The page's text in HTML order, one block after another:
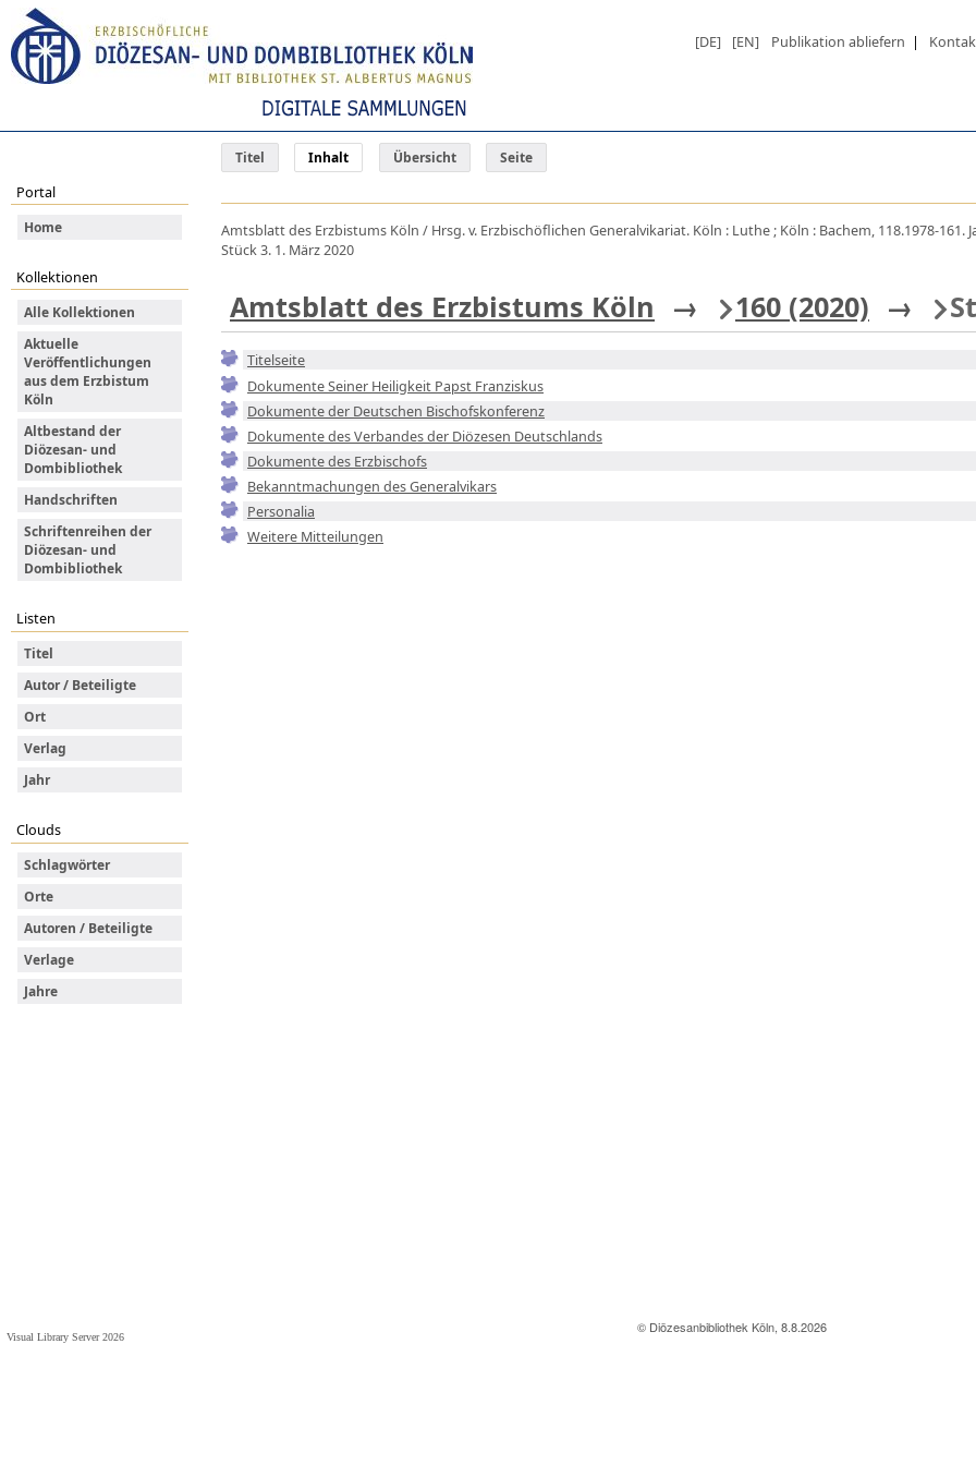
© Diözesanbibliothek Köln, 8.8.2026
Visual Library Server 2026
[DE] [EN] Publikation abliefern |
Titel Inhalt Übersicht Seite
Portal
Home
Kollektionen
Alle Kollektionen
Aktuelle
Veröffentlichungen
aus dem Erzbistum
Köln
Altbestand der
Diözesan- und
Dombibliothek
Handschriften
Schriftenreihen der
Diözesan- und
Dombibliothek
Listen
Titel
Autor / Beteiligte
Ort
Verlag
Jahr
Clouds
Schlagwörter
Orte
Autoren / Beteiligte
Verlage
Jahre
Amtsblatt des Erzbistums Köln / Hrsg. v. Erzbischöflichen Generalvikariat. Köln : Luthe ; Köln : Bachem, 118.1978-161.
Stück 3. 1. März 2020
Amtsblatt des Erzbistums Köln → 160 (2020) →
Titelseite
Dokumente Seiner Heiligkeit Papst Franziskus
Dokumente der Deutschen Bischofskonferenz
Dokumente des Verbandes der Diözesen Deutschlands
Dokumente des Erzbischofs
Bekanntmachungen des Generalvikars
Personalia
Weitere Mitteilungen